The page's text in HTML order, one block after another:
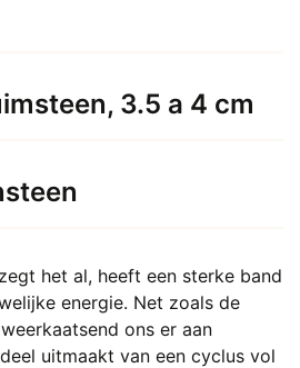
optie
worden
productpagina
3.5 a 4 cm
het al, heeft een sterke band
energie. Net zoals de
ons er aan
uitmaakt van een cyclus vol